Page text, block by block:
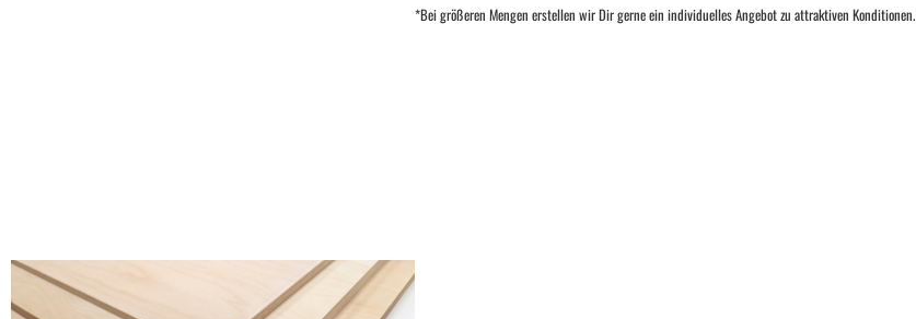
*Bei größeren Mengen erstellen wir Dir gerne ein individuelles Angebot zu attraktiven Konditionen.